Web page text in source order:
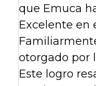
que Emuca
Excelente en
otorgado por
Este logro